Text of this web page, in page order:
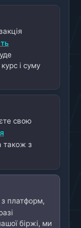
і суму
свою
також з
платформ,
біржі, ми